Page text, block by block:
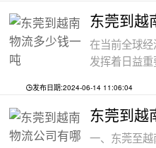
东莞到越
在当前全球
发挥着日益
发布日期:2024-06-14 11:06:04
东莞到越
一、东莞至